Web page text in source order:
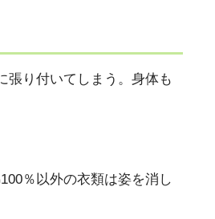
張り付いてしまう。身体も
％以外の衣類は姿を消し